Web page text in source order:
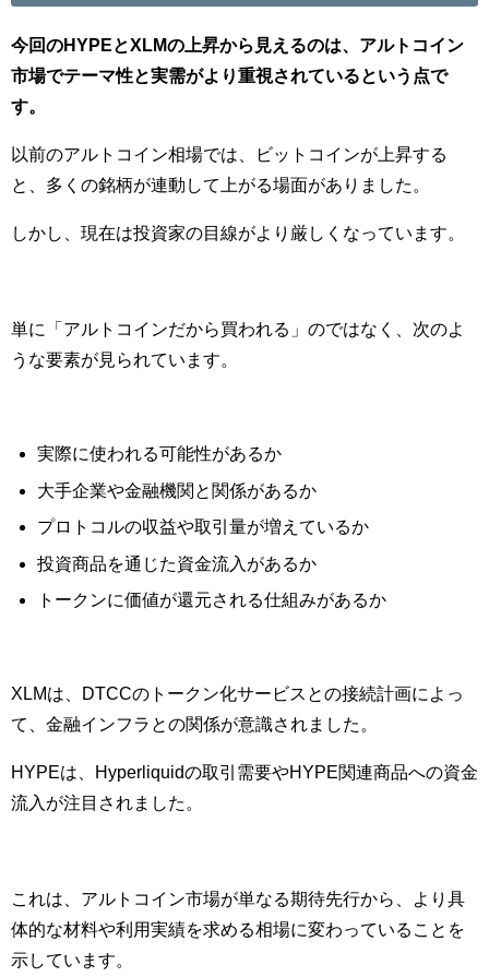
今回のHYPEとXLMの上昇から見えるのは、アルトコイン
市場でテーマ性と実需がより重視されているという点で
す。
以前のアルトコイン相場では、ビットコインが上昇する
と、多くの銘柄が連動して上がる場面がありました。
しかし、現在は投資家の目線がより厳しくなっています。
単に「アルトコインだから買われる」のではなく、次のよ
うな要素が見られています。
実際に使われる可能性があるか
大手企業や金融機関と関係があるか
プロトコルの収益や取引量が増えているか
投資商品を通じた資金流入があるか
トークンに価値が還元される仕組みがあるか
XLMは、DTCCのトークン化サービスとの接続計画によっ
て、金融インフラとの関係が意識されました。
HYPEは、Hyperliquidの取引需要やHYPE関連商品への資金
流入が注目されました。
これは、アルトコイン市場が単なる期待先行から、より具
体的な材料や利用実績を求める相場に変わっていることを
示しています。